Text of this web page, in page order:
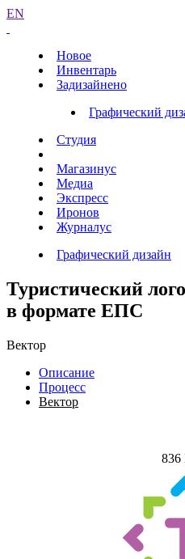
EN
Новое
Инвентарь
Задизайнено
Графический
Студия
Магазинус
Медиа
Экспресс
Иронов
Журналус
Графический дизайн
Туристический
в формате ЕПС
Вектор
Описание
Процесс
Вектор